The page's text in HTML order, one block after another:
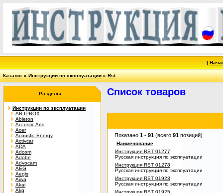
|
Каталог»Инструкции по эксплуатации»Rst
Разделы
Инструкции по эксплуатации
AB-IPBOX
Ableton
Accustic Arts
Acer
Acoustic Energy
Activcar
ADA
Adcom
Adobe
Advocam
AEG
Aegis
Aiwa
Akai
Akg
Список товаров
Показано 1 - 91 (всего 91 позиций)
Наименование
Инструкция RST 01277
Русская инструкция по эксплуатации
Инструкция RST 01278
Русская инструкция по эксплуатации
Инструкция RST 01923
Русская инструкция по эксплуатации
Инструкция RST 01925